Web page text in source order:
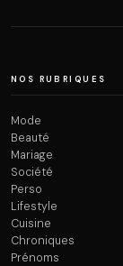
NOS RUBRIQUES
Mode
Beauté
Mariage
Société
Perso
Lifestyle
Cuisine
Chroniques
Prénoms